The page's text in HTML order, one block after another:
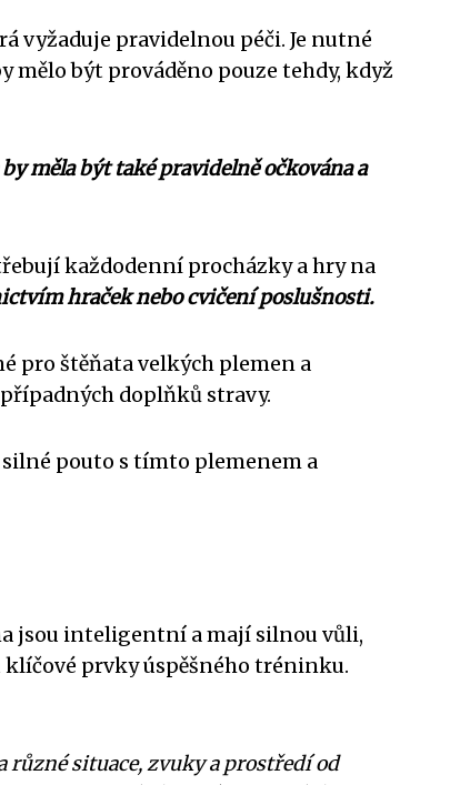
vyžaduje pravidelnou péči. Je nutné
mělo být prováděno pouze tehdy, když
měla být také pravidelně očkována a
každodenní procházky a hry na
hraček nebo cvičení poslušnosti.
pro štěňata velkých plemen a
doplňků stravy.
silné pouto s tímto plemenem a
jsou inteligentní a mají silnou vůli,
prvky úspěšného tréninku.
různé situace, zvuky a prostředí od